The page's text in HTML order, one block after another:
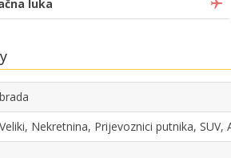
luka
Nekretnina, Prijevoznici putnika, SUV,